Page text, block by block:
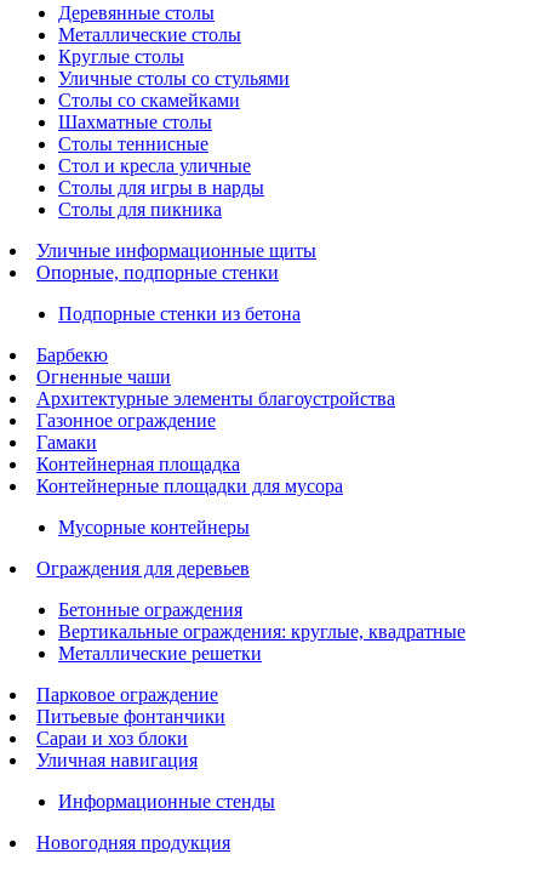
Деревянные столы
Металлические столы
Круглые столы
Уличные столы со стульями
Столы со скамейками
Шахматные столы
Cтолы теннисные
Стол и кресла уличные
Столы для игры в нарды
Столы для пикника
Уличные информационные щиты
Опорные, подпорные стенки
Подпорные стенки из бетона
Барбекю
Огненные чаши
Архитектурные элементы благоустройства
Газонное ограждение
Гамаки
Контейнерная площадка
Контейнерные площадки для мусора
Мусорные контейнеры
Ограждения для деревьев
Бетонные ограждения
Вертикальные ограждения: круглые, квадратные
Металлические решетки
Парковое ограждение
Питьевые фонтанчики
Сараи и хоз блоки
Уличная навигация
Информационные стенды
Новогодняя продукция